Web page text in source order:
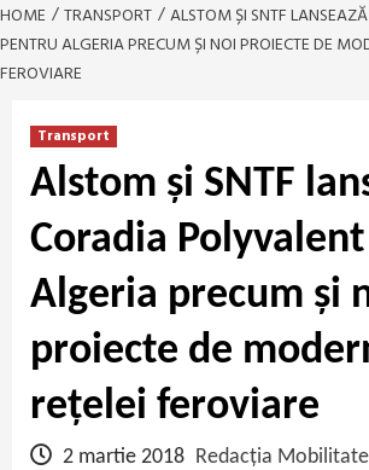
HOME TRANSPORT
ALSTOM ȘI SNTF
PENTRU ALGERIA PRECUM ȘI NOI PROIECTE DE
FEROVIARE
Transport
Alstom și SNTF
Coradia
Algeria precum și
proiecte de
rețelei feroviare
2 martie 2018 Redacția